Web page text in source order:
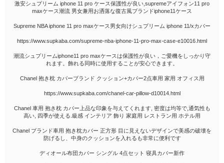
激安シュプリーム iphone 11 pro ケース保護性が良い,supremeアイフォン11 pro
maxケース潮流 男女兼用お洒落な復古風ブランドiphone11ケース
Supreme NBA iphone 11 pro maxケース男女向けシュプリーム iphone 11/xカバー
https://www.supkaba.com/supreme-nba-iphone-11-pro-max-case-e10016.html
潮流シュプリームiphone11 pro maxケースは保護性が良い，ご愛機をしっかり守
れます。飾れる同時に使用することが安心できます。
Chanel 抱き枕 カバーブランド クッション+カバー2点車用 家用 オフィス用
https://www.supkaba.com/chanel-car-pillow-d10014.html
Chanel 車用 抱き枕 カバー上品な印象を与えてくれます, 密度は均等で,通気性も
高い, 四季が使える.級感 インテリア 飾り 家庭用 レストラン用 ホテル用
Chanel ブランド車用 抱き枕カバー 正方形 目に見えないデザインで美感の破壊を
防げるし、中身のクッションを入れるも非常に便利です
ディオール布団カバー シングル 4点セット 寝具カバー新作